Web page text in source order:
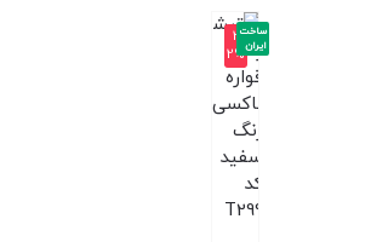
-3
2%
ساخت
ایران